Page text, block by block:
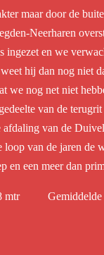
maar door de
Neerharen
ingezet en we
hij dan nog niet
we nog net niet
van de
van de
van de jaren de
en een meer dan
mtr Gemiddelde